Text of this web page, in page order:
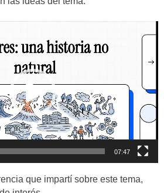
07:47
que impartí sobre este tema,